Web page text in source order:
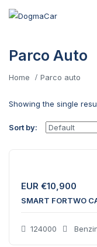
Parco Auto
Home Parco auto
Showing the single
Sort by:
EUR €10,900
SMART FORTWO
124000